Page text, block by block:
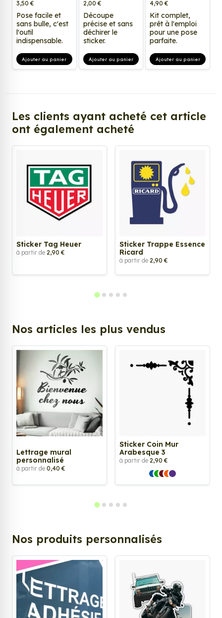
3,50 €
Pose facile et
sans bulle, c'est
l'outil
indispensable.
Ajouter au panier
2,00 €
Découpe
précise et sans
déchirer le
sticker.
Ajouter au panier
4,90 €
Kit complet,
prêt à l'emploi
pour une pose
parfaite.
Ajouter au panier
Les clients ayant acheté cet article
ont également acheté
Sticker Tag Heuer
à partir de 2,90 €
Sticker Trappe Essence
Ricard
à partir de 2,90 €
Nos articles les plus vendus
Lettrage mural
personnalisé
à partir de 0,40 €
Sticker Coin Mur
Arabesque 3
à partir de 2,90 €
Nos produits personnalisés